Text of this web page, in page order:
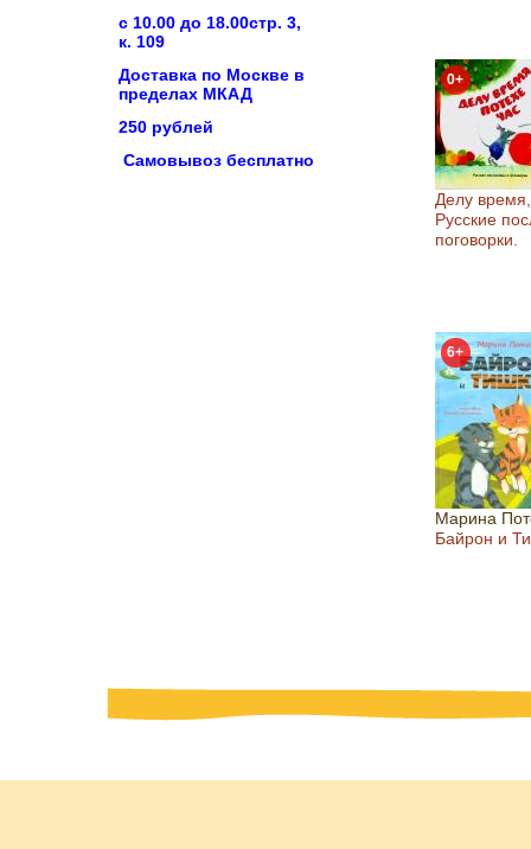
с 10.00 до 18.00стр. 3,
к. 109
Доставка по Москве в
пределах МКАД
250 рублей
Самовывоз бесплатно
0+
Делу
Русские
поговорки.
6+
Марина
Байрон и